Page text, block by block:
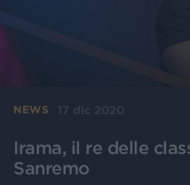
NEWS 17 dic 2020
Irama, il re delle
Sanremo